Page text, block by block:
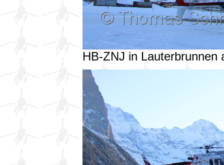
HB-ZNJ in